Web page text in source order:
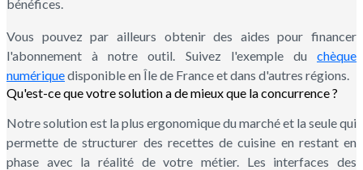
bénéfices.
Vous pouvez par ailleurs obtenir des aides pour financer
l'abonnement à notre outil. Suivez l'exemple du chèque
numériquedisponible en Île de France et dans d'autres régions.
Qu'est-ce que votre solution a de mieux que la concurrence ?
Notre solution est la plus ergonomique du marché et la seule qui
permette de structurer des recettes de cuisine en restant en
phase avec la réalité de votre métier. Les interfaces des